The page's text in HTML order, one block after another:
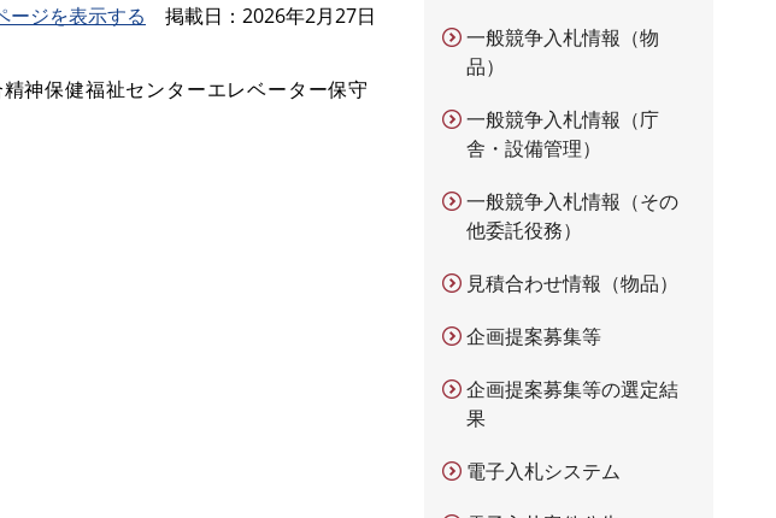
ージを表示する 掲載日 2026年2月27日
神保健福祉センターエレベーター保守
一般競争入札情報（物
品）
一般競争入札情報（庁
舎・設備管理）
一般競争入札情報（その
他委託役務）
見積合わせ情報（物品）
企画提案募集等
企画提案募集等の選定結
果
電子入札システム